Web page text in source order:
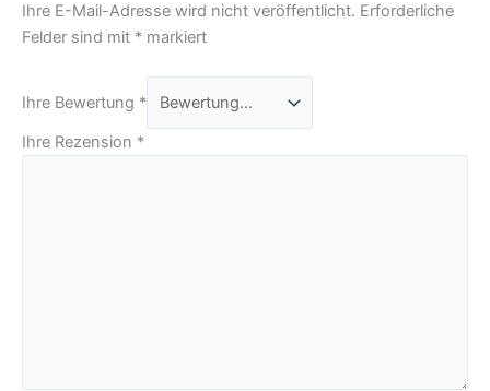
Ihre E-Mail-Adresse wird nicht veröffentlicht. Erforderliche
Felder sind mit * markiert
Ihre Bewertung *
Ihre Rezension *